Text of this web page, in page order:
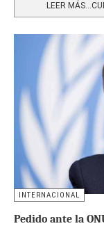
LEER
INTERNACIONAL
Pedido ante la